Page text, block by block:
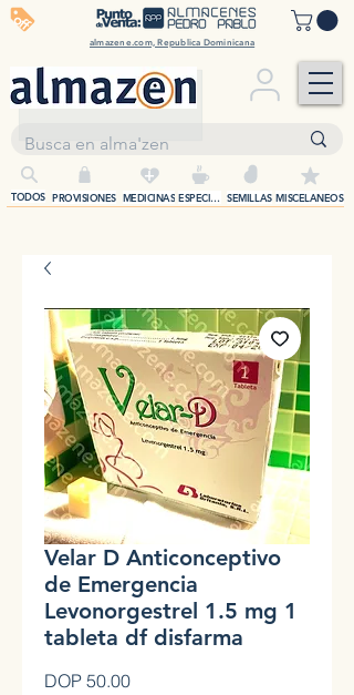
almazene.com, Republica Dominicana
off
+
PROVISIONES MEDICINAS SEMILLAS
ESPECIAS MISCELANEOS
TODOS
Velar D Anticonceptivo
de Emergencia
Levonorgestrel 1.5 mg 1
tableta df disfarma
DOP 50.00Precio